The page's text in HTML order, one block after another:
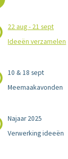
22 aug - 21 sept
Ideeën verzamelen
10 & 18 sept
Meemaakavonden
Najaar 2025
Verwerking ideeën